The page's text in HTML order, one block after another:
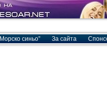
синьо” За сайта